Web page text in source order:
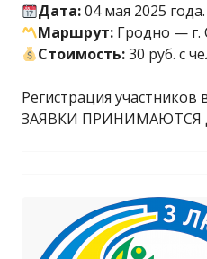
Дата:04 мая 2025 года.
Маршрут: Гродно —
Стоимость:30 руб. с
Регистрация участников
ЗАЯВКИ ПРИНИМАЮТСЯ